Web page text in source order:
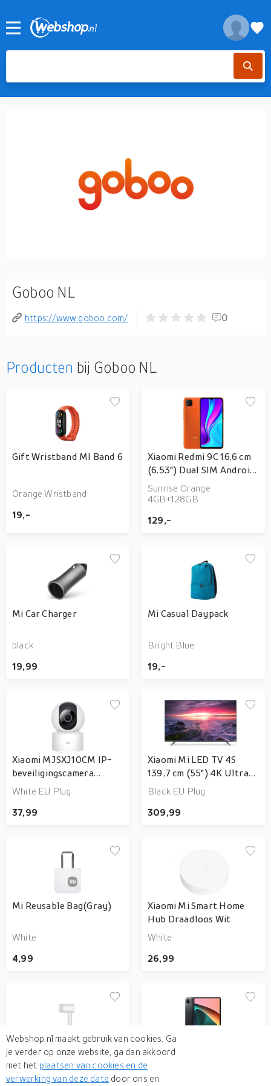
Goboo NL
https://www.goboo.com/ 0
Producten bij Goboo NL
Gift Wristband MI Band 6
Orange Wristband
19,-
Xiaomi Redmi 9C 16,6 cm
(6.53") Dual SIM Android
10.0 4G Micro-USB 4 GB
128 GB 5000 mAh Oranje
Sunrise Orange
4GB+128GB
129,-
Mi Car Charger
black
19,99
Mi Casual Daypack
Bright Blue
19,-
Xiaomi MJSXJ10CM IP-
beveiligingscamera
Binnen Peer 1920 x 1080
Plafond/wand/bureau
White EU Plug
37,99
Xiaomi Mi LED TV 4S
139,7 cm (55") 4K Ultra
HD Smart TV Wifi Zwart
Black EU Plug
309,99
Mi Reusable Bag(Gray)
White
4,99
Xiaomi Mi Smart Home
Hub Draadloos Wit
White
26,99
Xiaomi Mi Ionic H300
1600 W Wit
White EU Plug
Xiaomi Pad 5 256 GB 27,9
Snapdragon 6 GB Wi-Fi 5
Cosmic Gray 6+256GB
Webshop.nl maakt gebruik van cookies. Ga
je verder op onze website, ga dan akkoord
met het plaatsen van cookies en de
verwerking van deze data door ons en